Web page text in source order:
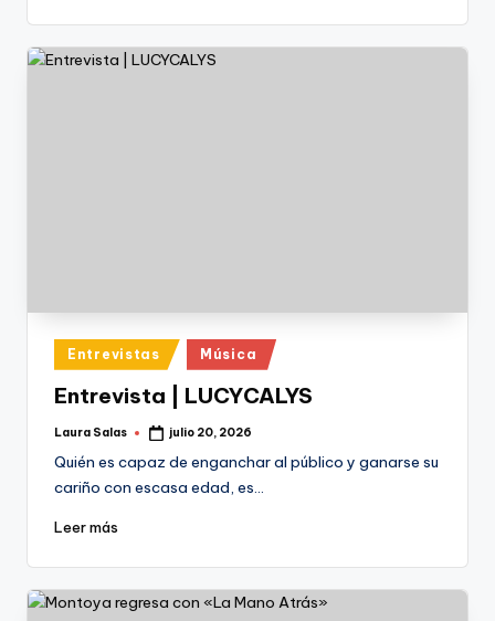
Publicado
en
Entrevistas Música
Entrevista | LUCYCALYS
Publicado
Laura Salas julio 20, 2026
Quién es capaz de enganchar al público y ganarse su
cariño con escasa edad, es…
Leer más